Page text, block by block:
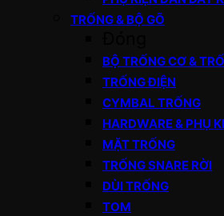
TRỐNG & BỘ GÕ
BỘ TRỐNG CƠ &
TRỐNG ĐIỆN
CYMBAL TRỐNG
HARDWARE & PHỤ
MẶT TRỐNG
TRỐNG SNARE RỜI
DÙI TRỐNG
TOM